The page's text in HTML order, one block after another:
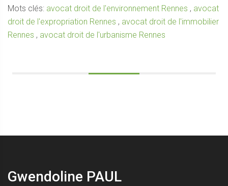
Mots clés: avocat droit de l'environnement Rennes , avocat
droit de l'expropriation Rennes , avocat droit de l'immobilier
Rennes , avocat droit de l'urbanisme Rennes
Gwendoline PAUL